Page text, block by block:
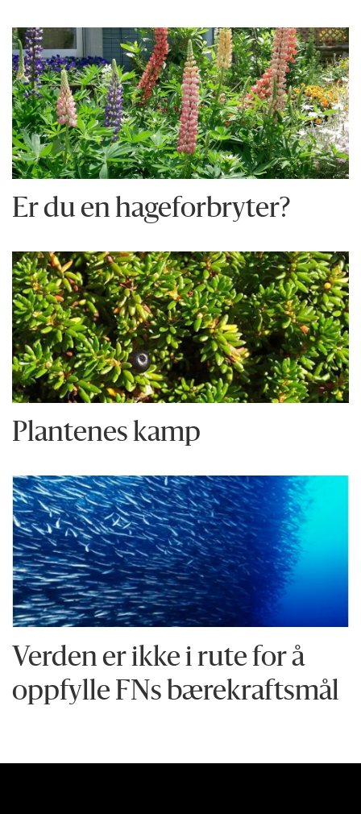
Er du en hageforbryter?
Plantenes kamp
Verden er ikke i rute for å
oppfylle FNs bærekraftsmål